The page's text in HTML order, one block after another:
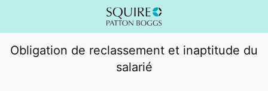
Obligation de reclassement et inaptitude du
salarié